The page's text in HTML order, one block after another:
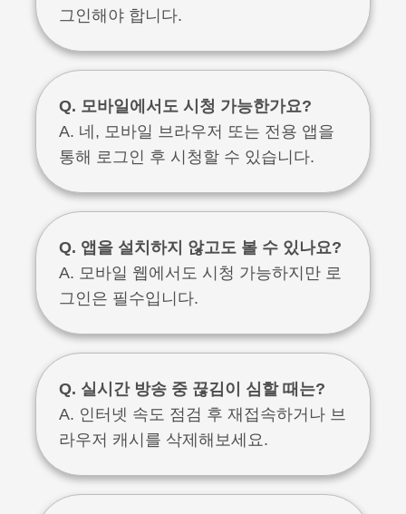
그인해야 합니다.
Q. 모바일에서도 시청 가능한가요?
A. 네, 모바일 브라우저 또는 전용 앱을
통해 로그인 후 시청할 수 있습니다.
Q. 앱을 설치하지 않고도 볼 수 있나요?
A. 모바일 웹에서도 시청 가능하지만 로
그인은 필수입니다.
Q. 실시간 방송 중 끊김이 심할 때는?
A. 인터넷 속도 점검 후 재접속하거나 브
라우저 캐시를 삭제해보세요.